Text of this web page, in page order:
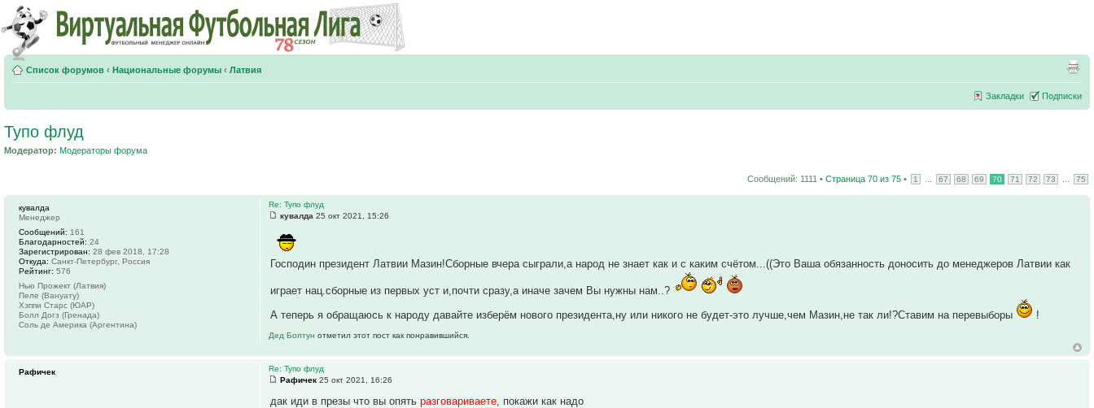
Список форумов ‹ Национальные форумы ‹ Латвия
Закладки Подписки
Тупо флуд
Модератор: Модераторы форума
Сообщений: 1111 • Страница 70 из 75 • 1 67 68 69 70 71 72 73 75
Re: Тупо флуд
кувалда 25 окт 2021, 15:26
Господин президент Латвии Мазин!Сборные вчера сыграли,а народ не знает как и с каким счётом...((Это Ваша обязанность доносить до менеджеров Латвии как
играет нац.сборные из первых уст и,почти сразу,а иначе зачем Вы нужны нам..?
А теперь я обращаюсь к народу давайте изберём нового президента,ну или никого не будет-это лучше,чем Мазин,не так ли!?Ставим на перевыборы
!
Дед Болтунотметил этот пост как понравившийся.
кувалда
Менеджер
Сообщений: 161
Благодарностей: 24
Зарегистрирован: 28 фев 2018, 17:28
Откуда: Санкт-Петербург, Россия
Рейтинг: 576
Нью Прожект (Латвия)
Пеле (Вануату)
Хэппи Старс (ЮАР)
Болл Догз (Гренада)
Соль де Америка (Аргентина)
Re: Тупо флуд
Рафичек 25 окт 2021, 16:26
дак иди в презы что вы опятьразговариваете , покажи как надо
Рафичек